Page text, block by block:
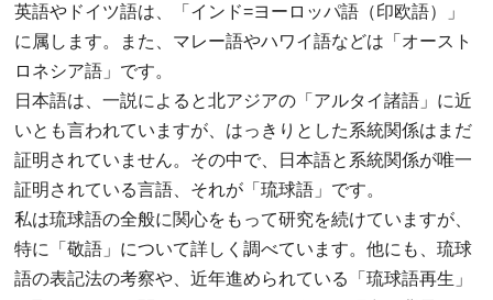
英語やドイツ語は、「インド=ヨーロッパ語（印欧語）」
に属します。また、マレー語やハワイ語などは「オースト
ロネシア語」です。
日本語は、一説によると北アジアの「アルタイ諸語」に近
いとも言われていますが、はっきりとした系統関係はまだ
証明されていません。その中で、日本語と系統関係が唯一
証明されている言語、それが「琉球語」です。
私は琉球語の全般に関心をもって研究を続けていますが、
特に「敬語」について詳しく調べています。他にも、琉球
語の表記法の考察や、近年進められている「琉球語再生」